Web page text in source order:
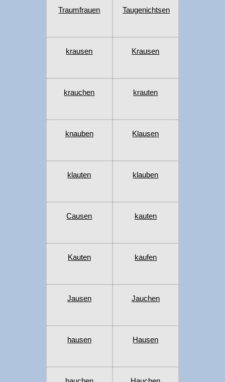
Traumfrauen Taugenichtsen
krausen Krausen
krauchen krauten
knauben Klausen
klauten klauben
Causen kauten
Kauten kaufen
Jausen Jauchen
hausen Hausen